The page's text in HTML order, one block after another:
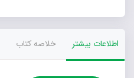
اطلاعات بیشتر خلاصه کتاب